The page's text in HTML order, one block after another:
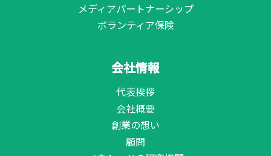
メディアパートナーシップ
ボランティア保険
会社情報
代表挨拶
会社概要
創業の想い
顧問